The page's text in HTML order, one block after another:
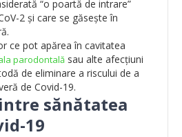
“o poartă de intrare”
2 și care se găsește în
ce pot apărea în cavitatea
parodontală sau alte afecțiuni
de eliminare a riscului de a
de Covid-19.
sănătatea
19